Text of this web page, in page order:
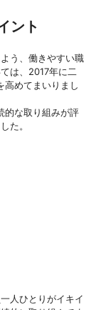
ント
う、働きやすい職
は、2017年に二
めてまいりまし
的な取り組みが評
た。
人ひとりがイキイ